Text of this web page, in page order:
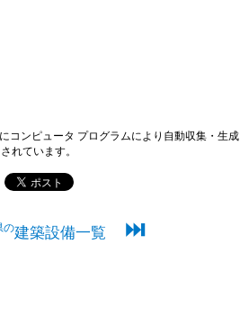
コンピュータ プログラムにより自動収集・生成
されています。
の建築設備一覧 ⏭